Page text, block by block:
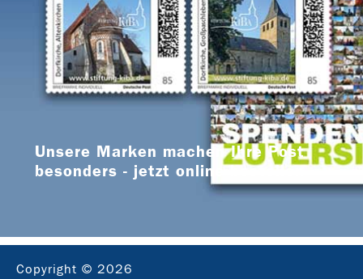
Unsere Marken machen Ihre Post
besonders - jetzt online bestellen
Copyright © 2026